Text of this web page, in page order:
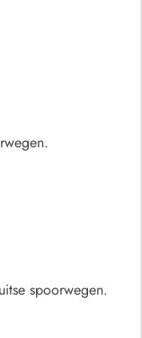
spoorwegen.